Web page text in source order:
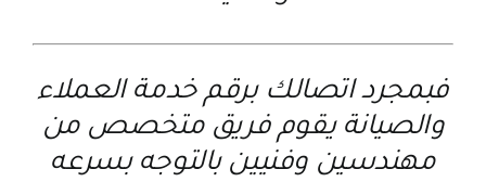
فبمجرد اتصالك برقم خدمة العملاء
والصيانة يقوم فريق متخصص من
مهندسين وفنيين بالتوجه بسرعه